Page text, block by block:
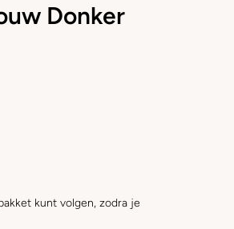
Donker
kunt volgen, zodra je